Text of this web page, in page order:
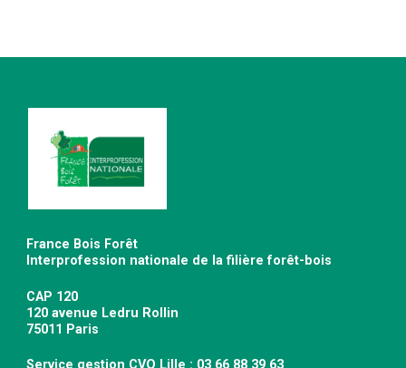
France Bois Forêt
Interprofession nationale de la filière forêt-bois
CAP 120
120 avenue Ledru Rollin
75011 Paris